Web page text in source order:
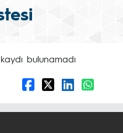
bulunamadı